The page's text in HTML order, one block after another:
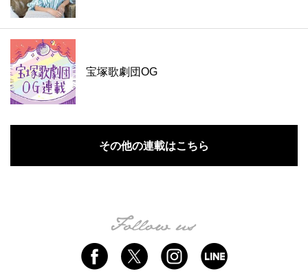
宝塚歌劇団OG
その他の連載はこちら